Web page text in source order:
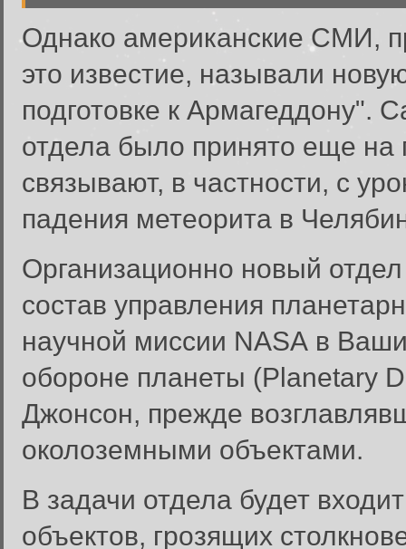
Однако американские СМИ,
это известие, называли
подготовке к Армагеддону".
отдела было принято еще
связывают, в частности, с
падения метеорита в
Организационно новый
состав управления
научной миссии NASA в
обороне планеты (Planetary
Джонсон, прежде
околоземными объектами.
В задачи отдела будет
объектов, грозящих